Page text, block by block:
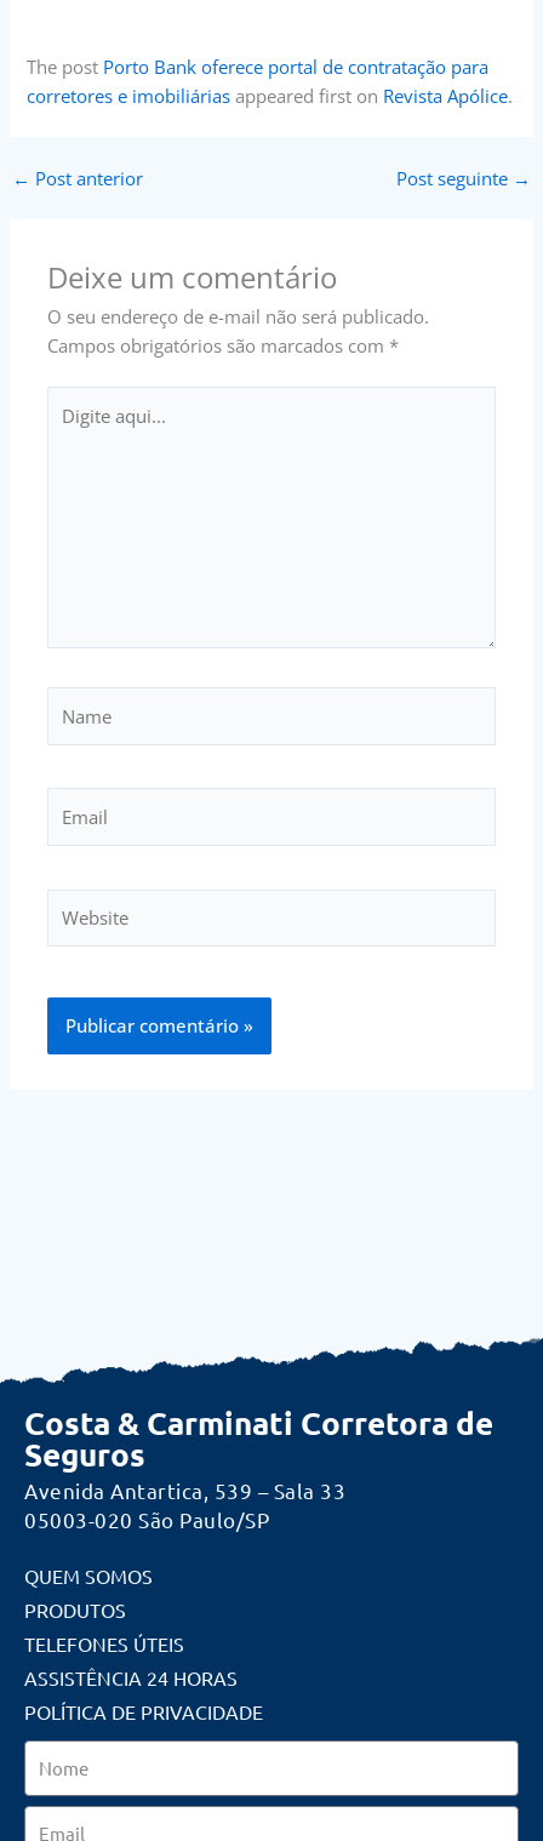
The post Porto Bank oferece portal de contratação para
corretores e imobiliárias appeared first on Revista Apólice.
← Post anterior Post seguinte →
Deixe um comentário
O seu endereço de e-mail não será publicado.
Campos obrigatórios são marcados com *
aqui...
Costa & Carminati Corretora de
Seguros
Avenida Antartica, 539 – Sala 33
05003-020 São Paulo/SP
QUEM SOMOS
PRODUTOS
TELEFONES ÚTEIS
ASSISTÊNCIA 24 HORAS
POLÍTICA DE PRIVACIDADE